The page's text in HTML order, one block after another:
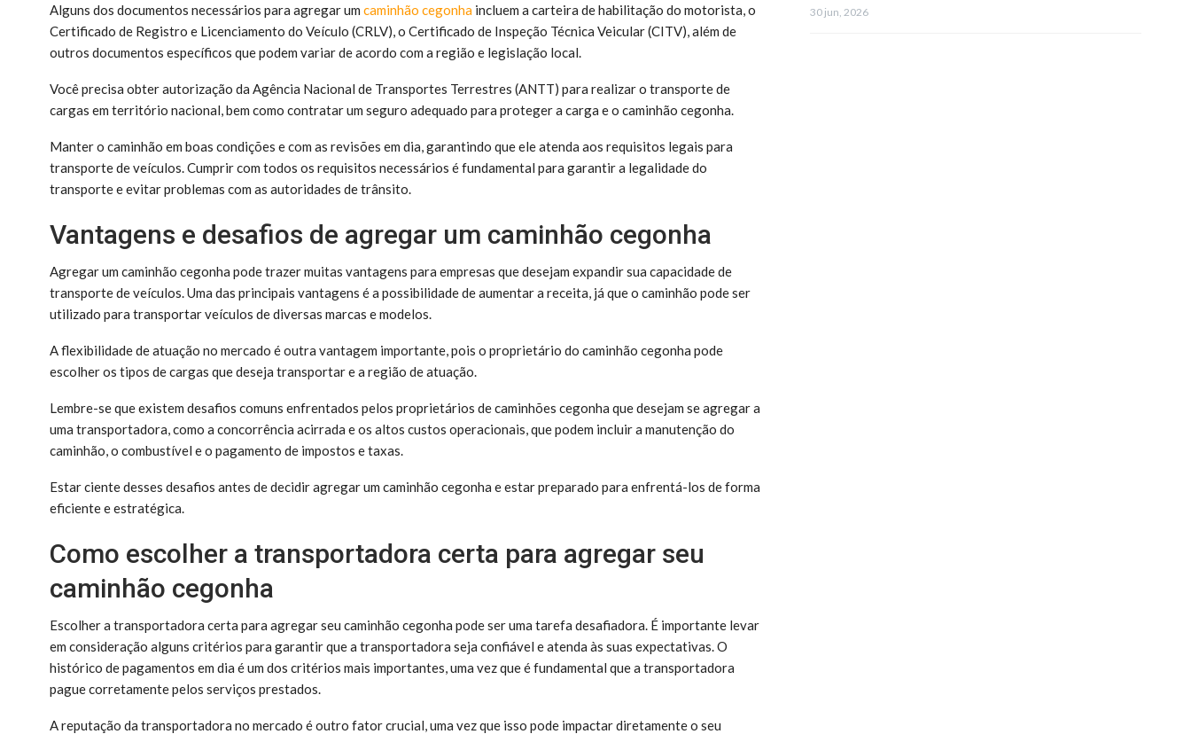
Alguns dos documentos necessários para agregar um caminhão cegonha incluem a carteira de habilitação do motorista, o
Certificado de Registro e Licenciamento do Veículo (CRLV), o Certificado de Inspeção Técnica Veicular (CITV), além de
outros documentos específicos que podem variar de acordo com a região e legislação local.
Você precisa obter autorização da Agência Nacional de Transportes Terrestres (ANTT) para realizar o transporte de
cargas em território nacional, bem como contratar um seguro adequado para proteger a carga e o caminhão cegonha.
Manter o caminhão em boas condições e com as revisões em dia, garantindo que ele atenda aos requisitos legais para
transporte de veículos. Cumprir com todos os requisitos necessários é fundamental para garantir a legalidade do
transporte e evitar problemas com as autoridades de trânsito.
Vantagens e desafios de agregar um caminhão cegonha
Agregar um caminhão cegonha pode trazer muitas vantagens para empresas que desejam expandir sua capacidade de
transporte de veículos. Uma das principais vantagens é a possibilidade de aumentar a receita, já que o caminhão pode ser
utilizado para transportar veículos de diversas marcas e modelos.
A flexibilidade de atuação no mercado é outra vantagem importante, pois o proprietário do caminhão cegonha pode
escolher os tipos de cargas que deseja transportar e a região de atuação.
Lembre-se que existem desafios comuns enfrentados pelos proprietários de caminhões cegonha que desejam se agregar a
uma transportadora, como a concorrência acirrada e os altos custos operacionais, que podem incluir a manutenção do
caminhão, o combustível e o pagamento de impostos e taxas.
Estar ciente desses desafios antes de decidir agregar um caminhão cegonha e estar preparado para enfrentá-los de forma
eficiente e estratégica.
Como escolher a transportadora certa para agregar seu
caminhão cegonha
Escolher a transportadora certa para agregar seu caminhão cegonha pode ser uma tarefa desafiadora. É importante levar
em consideração alguns critérios para garantir que a transportadora seja confiável e atenda às suas expectativas. O
histórico de pagamentos em dia é um dos critérios mais importantes, uma vez que é fundamental que a transportadora
pague corretamente pelos serviços prestados.
A reputação da transportadora no mercado é outro fator crucial, uma vez que isso pode impactar diretamente o seu
30 jun, 2026